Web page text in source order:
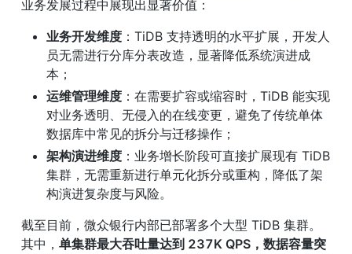
业务发展过程中展现出显著价值：
业务开发维度 ：TiDB 支持透明的水平扩展，开发人
员无需进行分库分表改造，显著降低系统演进成
本；
运维管理维度 ：在需要扩容或缩容时，TiDB 能实现
对业务透明、无侵入的在线变更，避免了传统单体
数据库中常见的拆分与迁移操作；
架构演进维度 ：业务增长阶段可直接扩展现有 TiDB
集群，无需重新进行单元化拆分或重构，降低了架
构演进复杂度与风险。
截至目前，微众银行内部已部署多个大型 TiDB 集群。
其中， 单集群最大吞吐量达到 237K QPS，数据容量突